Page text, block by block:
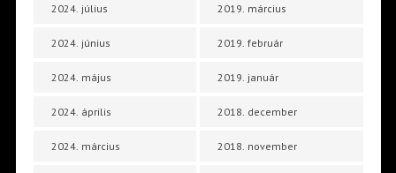
2024. július
2024. június
2024. május
2024. április
2024. március
2019. március
2019. február
2019. január
2018. december
2018. november